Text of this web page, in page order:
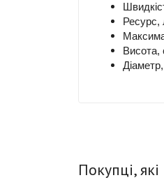
Ресурс,
Висота,
Покупці,